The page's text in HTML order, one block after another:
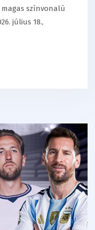
színvonalú
július 18.,